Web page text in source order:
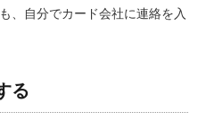
、自分でカード会社に連絡を入
る